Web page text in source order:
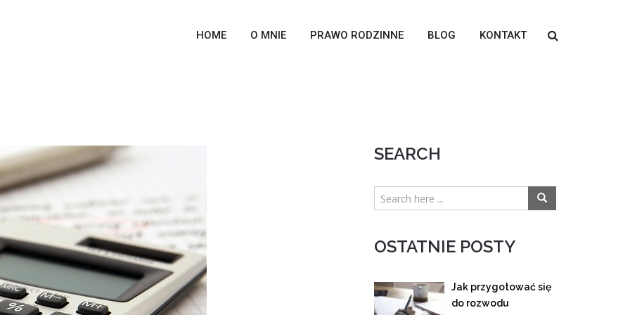
HOME O MNIE PRAWO RODZINNE BLOG KONTAKT
SEARCH
OSTATNIE POSTY
Jak przygotować się
do rozwodu